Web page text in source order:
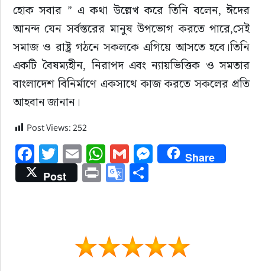
হোক সবার ” এ কথা উল্লেখ করে তিনি বলেন, ঈদের
আনন্দ যেন সর্বস্তরের মানুষ উপভোগ করতে পারে,সেই
সমাজ ও রাষ্ট্র গঠনে সকলকে এগিয়ে আসতে হবে।তিনি
একটি বৈষম্যহীন, নিরাপদ এবং ন্যায়ভিত্তিক ও সমতার
বাংলাদেশ বিনির্মাণে একসাথে কাজ করতে সকলের প্রতি
আহবান জানান।
Post Views:252
Facebook
Twitter
EmailWhatsApp
GmailMessenger
Share
Post
PrintGoogle
Share